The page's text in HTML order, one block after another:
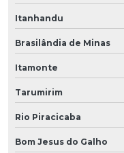
Itanhandu
Brasilândia de Minas
Itamonte
Tarumirim
Rio Piracicaba
Bom Jesus do Galho